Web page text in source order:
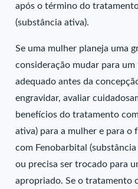
após o término do
(substância ativa).
Se uma mulher planeja uma
consideração mudar para
adequado antes da
engravidar, avaliar
benefícios do tratamento
ativa) para a mulher e para o
com Fenobarbital
ou precisa ser trocado para
apropriado. Se o tratamento